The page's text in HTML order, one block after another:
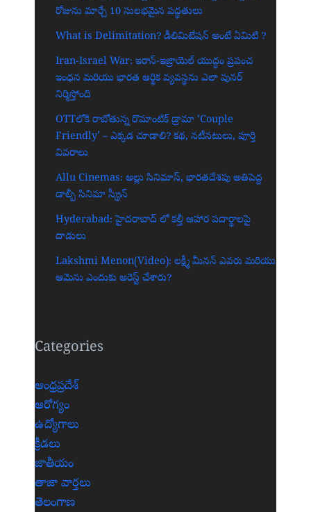
రోజును మార్చే 10 సులభమైన పద్ధతులు
What is Delimitation? డీలిమిటేషన్ అంటే ఏమిటి ?
Iran-Israel War: ఇరాన్-ఇజ్రాయెల్ యుద్ధం ప్రపంచ
ఇంధన మరియు భారత ఆర్థిక వ్యవస్థను ఎలా పునర్
నిర్మిస్తోంది
OTTలోకి రాబోతున్న రొమాంటిక్ డ్రామా ‘Couple
Friendly’ – ఎక్కడ చూడాలి? కథ, నటీనటులు, పూర్తి
వివరాలు
Allu Cinemas: అల్లు సినిమాస్, భారతదేశపు అతిపెద్ద
డాల్బీ సినిమా స్క్రీన్‌
Hyderabad: హైదరాబాద్‌ లో కల్తీ ఆహార పదార్థాలపై
దాడులు
Lakshmi Menon(Video): లక్ష్మీ మీనన్ ఎవరు మరియు
ఆమెను ఎందుకు అరెస్ట్ చేశారు?
Categories
ఆంధ్రప్రదేశ్
ఆరోగ్యం
ఉద్యోగాలు
క్రీడలు
జాతీయం
తాజా వార్తలు
తెలంగాణ